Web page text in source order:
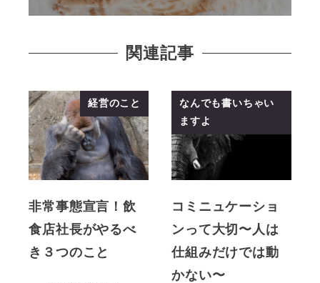
関連記事
経営のこと
非常事態宣言！飲
食店社長がやるべ
き３つのこと
なんでも書いちゃい
ますよ
コミニュケーショ
ンって大切〜人は
仕組みだけでは動
かない〜